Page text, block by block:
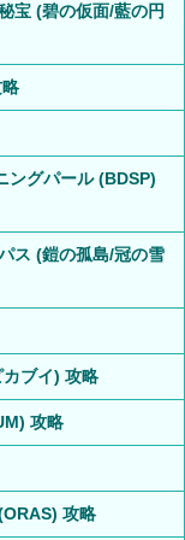
宝 (碧の仮面/藍の円
ングパール (BDSP)
ス (鎧の孤島/冠の雪
ブイ) 攻略
攻略
攻略